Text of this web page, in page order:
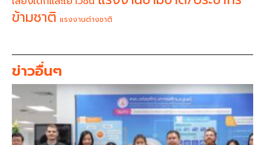
ข้ามชาติ แรงงานต่างชาติ
ข่าวอื่นๆ